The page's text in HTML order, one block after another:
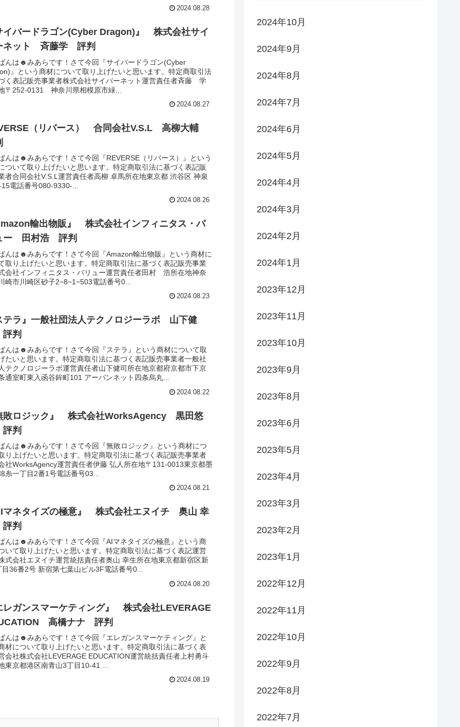
2024.08.28
イバードラゴン(Cyber Dragon)』 株式会社サイ
ネット 斉藤学 評判
んは☻みあらです！さて今回『サイバードラゴン(Cyber
』という商材について取り上げたいと思います。特定商取引法
く表記販売事業者株式会社サイバーネット運営責任者斉藤 学
〒252-0131 神奈川県相模原市緑...
2024.08.27
（リバース） 合同会社V.S.L 高柳大輔
んは☻みあらです！さて今回『REVERSE（リバース）』という
ついて取り上げたいと思います。特定商取引法に基づく表記販
者合同会社V.S.L運営責任者高柳 卓馬所在地東京都 渋谷区 神泉
電話番号080-9330-...
2024.08.26
輸出物販』 株式会社インフィニタス・バ
ー 田村浩 評判
んは☻みあらです！さて今回『Amazon輸出物販』という商材に
取り上げたいと思います。特定商取引法に基づく表記販売事業
会社インフィニタス・バリュー運営責任者田村 浩所在地神奈
崎市川崎区砂子2−8−1−503電話番号0...
2024.08.23
テラ』一般社団法人テクノロジーラボ 山下健
判
んは☻みあらです！さて今回『ステラ』という商材について取
たいと思います。特定商取引法に基づく表記販売事業者一般社
テクノロジーラボ運営責任者山下健司所在地京都府京都市下京
通室町東入函谷鉾町101 アーバンネット四条烏丸...
2024.08.22
敗ロジック』 株式会社WorksAgency 黒田悠
判
んは☻みあらです！さて今回『無敗ロジック』という商材につ
り上げたいと思います。特定商取引法に基づく表記販売事業者
社WorksAgency運営責任者伊藤 弘人所在地〒131-0013東京都墨
糸一丁目2番1号電話番号03...
2024.08.21
マネタイズの極意』 株式会社エヌイチ 奥山 幸
判
んは☻みあらです！さて今回『AIマネタイズの極意』という商
いて取り上げたいと思います。特定商取引法に基づく表記運営
式会社エヌイチ運営統括責任者奥山 幸生所在地東京都新宿区新
目36番2号 新宿第七葉山ビル3F電話番号0...
2024.08.20
レガンスマーケティング』 株式会社LEVERAGE
高橋ナナ 評判
んは☻みあらです！さて今回『エレガンスマーケティング』と
材について取り上げたいと思います。特定商取引法に基づく表
会社株式会社LEVERAGE EDUCATION運営統括責任者上村勇斗
東京都港区南青山3丁目10-41 ...
2024.08.19
2024年10月
2024年9月
2024年8月
2024年7月
2024年6月
2024年5月
2024年4月
2024年3月
2024年2月
2024年1月
2023年12月
2023年11月
2023年10月
2023年9月
2023年8月
2023年6月
2023年5月
2023年4月
2023年3月
2023年2月
2023年1月
2022年12月
2022年11月
2022年10月
2022年9月
2022年8月
2022年7月